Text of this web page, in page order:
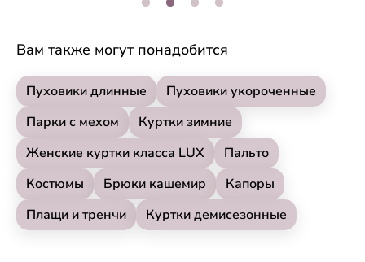
Вам также могут понадобится
Пуховики длинные
Пуховики укороченные
Парки с мехом
Куртки зимние
Женские куртки класса LUX
Пальто
Костюмы
Брюки кашемир
Капоры
Плащи и тренчи
Куртки демисезонные